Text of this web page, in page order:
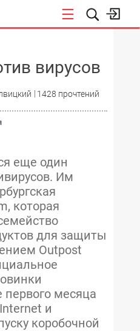
вирусов
1428 прочтений
еще один
Им
которая
для защиты
Outpost
месяца
и
коробочной